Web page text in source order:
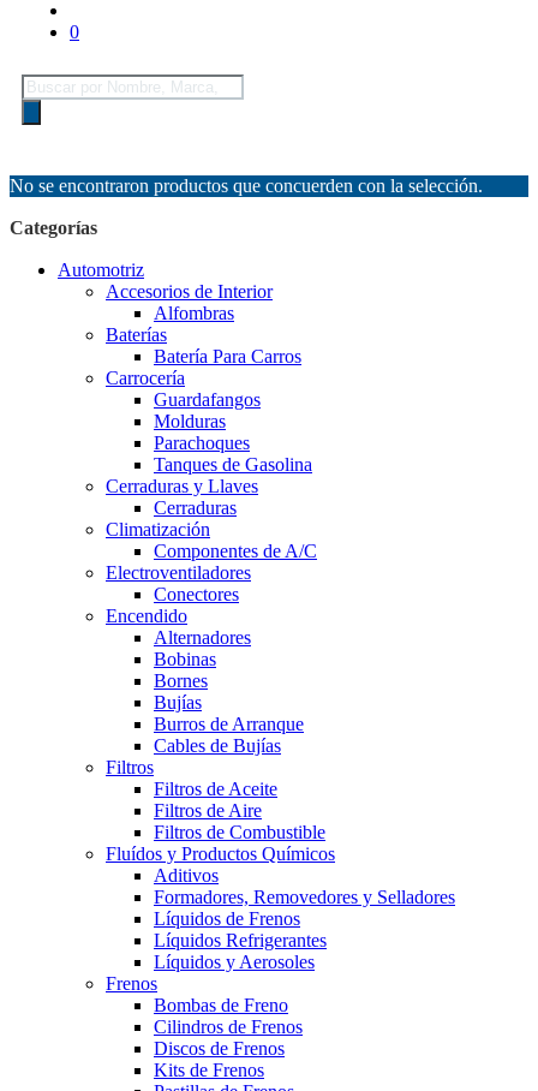
0
Búsqueda
de
productos
No se encontraron productos que concuerden con la selección.
Categorías
Automotriz
Accesorios de Interior
Alfombras
Baterías
Batería Para Carros
Carrocería
Guardafangos
Molduras
Parachoques
Tanques de Gasolina
Cerraduras y Llaves
Cerraduras
Climatización
Componentes de A/C
Electroventiladores
Conectores
Encendido
Alternadores
Bobinas
Bornes
Bujías
Burros de Arranque
Cables de Bujías
Filtros
Filtros de Aceite
Filtros de Aire
Filtros de Combustible
Fluídos y Productos Químicos
Aditivos
Formadores, Removedores y Selladores
Líquidos de Frenos
Líquidos Refrigerantes
Líquidos y Aerosoles
Frenos
Bombas de Freno
Cilindros de Frenos
Discos de Frenos
Kits de Frenos